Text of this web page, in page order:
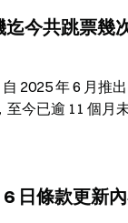
今共跳票幾
2025 年 6 月推
至今已逾 11 個月
日條款更新